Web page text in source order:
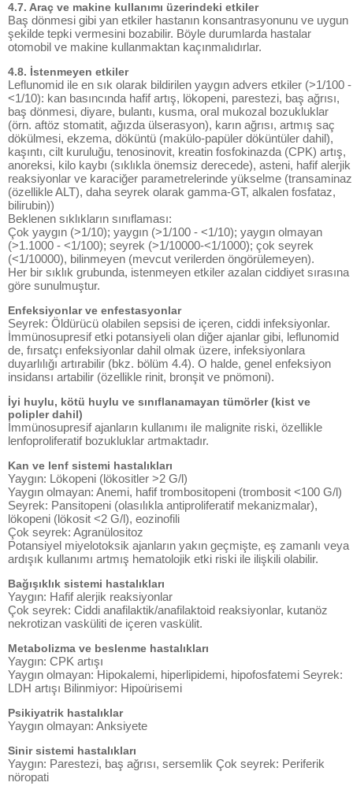
4.7. Araç ve makine kullanımı üzerindeki etkiler
Baş dönmesi gibi yan etkiler hastanın konsantrasyonunu ve uygun
şekilde tepki vermesini bozabilir. Böyle durumlarda hastalar
otomobil ve makine kullanmaktan kaçınmalıdırlar.
4.8. İstenmeyen etkiler
Leflunomid ile en sık olarak bildirilen yaygın advers etkiler (>1/100 -
<1/10): kan basıncında hafif artış, lökopeni, parestezi, baş ağrısı,
baş dönmesi, diyare, bulantı, kusma, oral mukozal bozukluklar
(örn. aftöz stomatit, ağızda ülserasyon), karın ağrısı, artmış saç
dökülmesi, ekzema, döküntü (makülo-papüler döküntüler dahil),
kaşıntı, cilt kuruluğu, tenosinovit, kreatin fosfokinazda (CPK) artış,
anoreksi, kilo kaybı (sıklıkla önemsiz derecede), asteni, hafif alerjik
reaksiyonlar ve karaciğer parametrelerinde yükselme (transaminaz
(özellikle ALT), daha seyrek olarak gamma-GT, alkalen fosfataz,
bilirubin))
Beklenen sıklıkların sınıflaması:
Çok yaygın (>1/10); yaygın (>1/100 - <1/10); yaygın olmayan
(>1.1000 - <1/100); seyrek (>1/10000-<1/1000); çok seyrek
(<1/10000), bilinmeyen (mevcut verilerden öngörülemeyen).
Her bir sıklık grubunda, istenmeyen etkiler azalan ciddiyet sırasına
göre sunulmuştur.
Enfeksiyonlar ve enfestasyonlar
Seyrek: Öldürücü olabilen sepsisi de içeren, ciddi infeksiyonlar.
İmmünosupresif etki potansiyeli olan diğer ajanlar gibi, leflunomid
de, fırsatçı enfeksiyonlar dahil olmak üzere, infeksiyonlara
duyarlılığı artırabilir (bkz. bölüm 4.4). O halde, genel enfeksiyon
insidansı artabilir (özellikle rinit, bronşit ve pnömoni).
İyi huylu, kötü huylu ve sınıflanamayan tümörler (kist ve
polipler dahil)
İmmünosupresif ajanların kullanımı ile malignite riski, özellikle
lenfoproliferatif bozukluklar artmaktadır.
Kan ve lenf sistemi hastalıkları
Yaygın: Lökopeni (lökositler >2 G/l)
Yaygın olmayan: Anemi, hafif trombositopeni (trombosit <100 G/l)
Seyrek: Pansitopeni (olasılıkla antiproliferatif mekanizmalar),
lökopeni (lökosit <2 G/l), eozinofili
Çok seyrek: Agranülositoz
Potansiyel miyelotoksik ajanların yakın geçmişte, eş zamanlı veya
ardışık kullanımı artmış hematolojik etki riski ile ilişkili olabilir.
Bağışıklık sistemi hastalıkları
Yaygın: Hafif alerjik reaksiyonlar
Çok seyrek: Ciddi anafilaktik/anafilaktoid reaksiyonlar, kutanöz
nekrotizan vasküliti de içeren vaskülit.
Metabolizma ve beslenme hastalıkları
Yaygın: CPK artışı
Yaygın olmayan: Hipokalemi, hiperlipidemi, hipofosfatemi Seyrek:
LDH artışı Bilinmiyor: Hipoürisemi
Psikiyatrik hastalıklar
Yaygın olmayan: Anksiyete
Sinir sistemi hastalıkları
Yaygın: Parestezi, baş ağrısı, sersemlik Çok seyrek: Periferik
nöropati